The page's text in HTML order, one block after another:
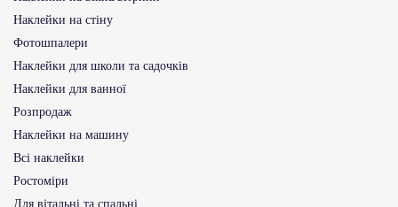
Наклейки на стіну
Фотошпалери
Наклейки для школи та садочків
Наклейки для ванної
Розпродаж
Наклейки на машину
Всі наклейки
Ростоміри
Для вітальні та спальні